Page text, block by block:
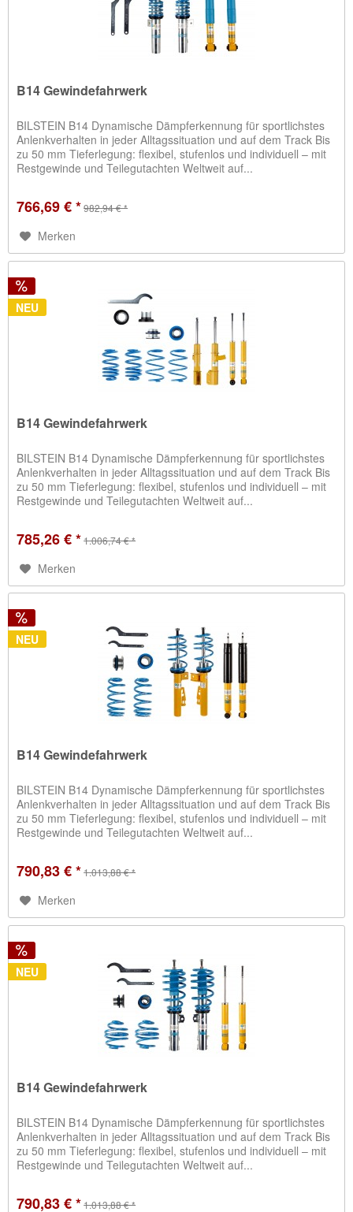
B14 Gewindefahrwerk
BILSTEIN B14 Dynamische Dämpferkennung für sportlichstes
Anlenkverhalten in jeder Alltagssituation und auf dem Track Bis
zu 50 mm Tieferlegung: flexibel, stufenlos und individuell – mit
Restgewinde und Teilegutachten Weltweit auf...
766,69 € *982,94 € *
Merken
NEU
B14 Gewindefahrwerk
BILSTEIN B14 Dynamische Dämpferkennung für sportlichstes
Anlenkverhalten in jeder Alltagssituation und auf dem Track Bis
zu 50 mm Tieferlegung: flexibel, stufenlos und individuell – mit
Restgewinde und Teilegutachten Weltweit auf...
785,26 € *1.006,74 € *
Merken
NEU
B14 Gewindefahrwerk
BILSTEIN B14 Dynamische Dämpferkennung für sportlichstes
Anlenkverhalten in jeder Alltagssituation und auf dem Track Bis
zu 50 mm Tieferlegung: flexibel, stufenlos und individuell – mit
Restgewinde und Teilegutachten Weltweit auf...
790,83 € *1.013,88 € *
Merken
NEU
B14 Gewindefahrwerk
BILSTEIN B14 Dynamische Dämpferkennung für sportlichstes
Anlenkverhalten in jeder Alltagssituation und auf dem Track Bis
zu 50 mm Tieferlegung: flexibel, stufenlos und individuell – mit
Restgewinde und Teilegutachten Weltweit auf...
790,83 € *1.013,88 € *